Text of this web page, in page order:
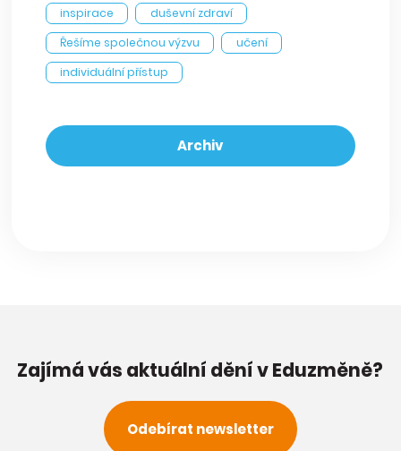
inspirace
duševní zdraví
Řešíme společnou výzvu
učení
individuální přístup
Archiv
Zajímá vás aktuální dění v Eduzměně?
Odebírat newsletter